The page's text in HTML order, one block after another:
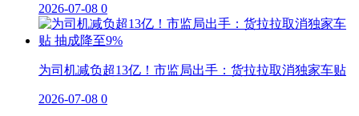
2026-07-08 0
为司机减负超13亿！市监局出手：货拉拉取消独家车贴
2026-07-08 0